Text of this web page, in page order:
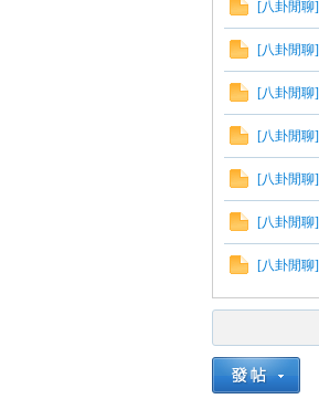
[八卦閒聊]
[八卦閒聊]
[八卦閒聊]
[八卦閒聊]
[八卦閒聊]
[八卦閒聊]
[八卦閒聊]